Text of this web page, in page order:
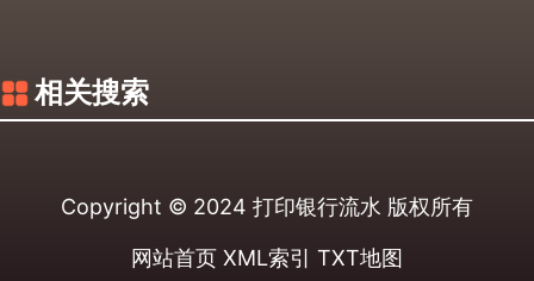
相关搜索
Copyright © 2024 打印银行流水 版权所有
网站首页 XML索引 TXT地图